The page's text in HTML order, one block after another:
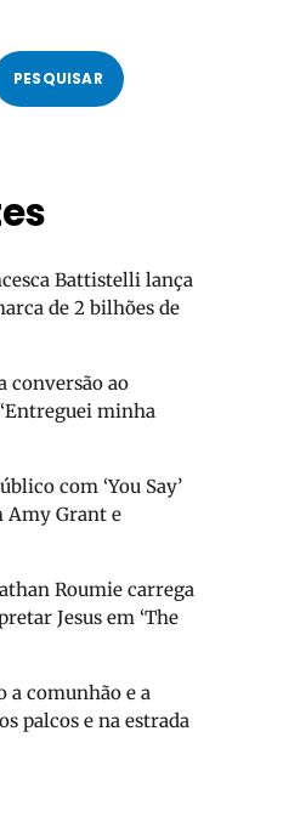
PESQUISAR
Battistelli lança
de 2 bilhões de
conversão ao
minha
com ‘You Say’
Amy Grant e
Roumie carrega
Jesus em ‘The
a comunhão e a
palcos e na estrada